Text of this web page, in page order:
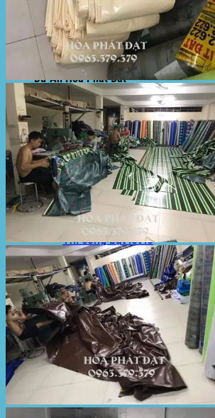
Sản Phẩm Mái Che Di Động
Mái hiên di động
Mái xếp di động
Nhà bạt di động
Motor kéo bạt che
Dự Án Hòa Phát Đạt
Lưới che nắng
Màng phủ nông nghiệp
Bạt Kéo Quán Cafe
Bạt Kéo Sân Trường
Thi Công Mái Xếp Hà Nội
Thi Công Mái Xếp TPHCM
Thi Công Mái Xếp Bình Dương
Thi Công Mái Xếp Biên Hòa
Tin tức
Hoạt động
May bạt mái che
Thi công bạt lót lồ
Thay bạt áo dù
Thay bạt mái che
Thi công mái tôn
Tuyển Dụng Hòa Phát Đạt
Liên hệ Hòa Phát Đạt
Tìm
kiếm: